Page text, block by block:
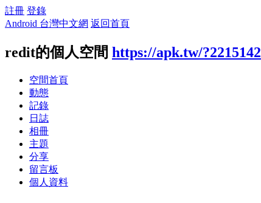
註冊 登錄
Android 台灣中文網 返回首頁
redit的個人空間 https://apk.tw/?2215142
空間首頁
動態
記錄
日誌
相冊
主題
分享
留言板
個人資料